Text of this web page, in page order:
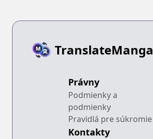
TranslateManga
Právny
Podmienky a
podmienky
Pravidlá pre súkromie
Kontakty